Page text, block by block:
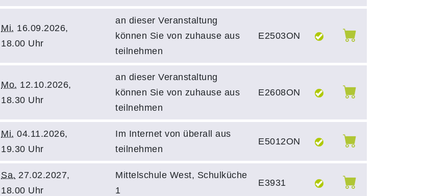
Mi. 16.09.2026,
18.00 Uhr
an dieser Veranstaltung
können Sie von zuhause aus
teilnehmen
E2503ON
Mo. 12.10.2026,
18.30 Uhr
an dieser Veranstaltung
können Sie von zuhause aus
teilnehmen
E2608ON
Mi. 04.11.2026,
19.30 Uhr
Im Internet von überall aus
teilnehmen
E5012ON
Sa. 27.02.2027,
18.00 Uhr
Mittelschule West, Schulküche
1
E3931